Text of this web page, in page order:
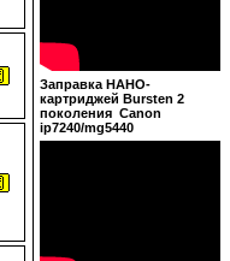
Заправка НАНО-
картриджей Bursten 2
поколения Canon
ip7240/mg5440